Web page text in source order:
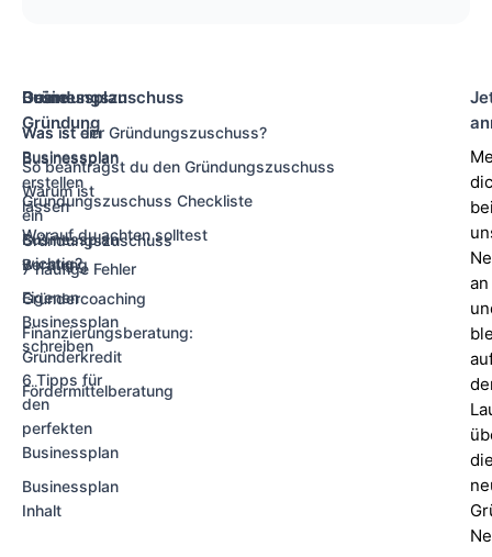
Deine
Gründung
Businessplan
erstellen
lassen
Gründungszuschuss
Beratung
Gründercoaching
Finanzierungsberatung:
Gründerkredit
Fördermittelberatung
Businessplan
Was ist ein
Businessplan
Warum ist
ein
Businessplan
wichtig?
Eigenen
Businessplan
schreiben
6 Tipps für
den
perfekten
Businessplan
Businessplan
Inhalt
Gründungszuschuss
Was ist der Gründungszuschuss?
So beantragst du den Gründungszuschuss
Gründungszuschuss Checkliste
Worauf du achten solltest
7 häufige Fehler
an